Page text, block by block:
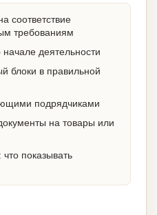
соответствие
требованиям
деятельности
блоки в правильной
подрядчиками
на товары или
показывать